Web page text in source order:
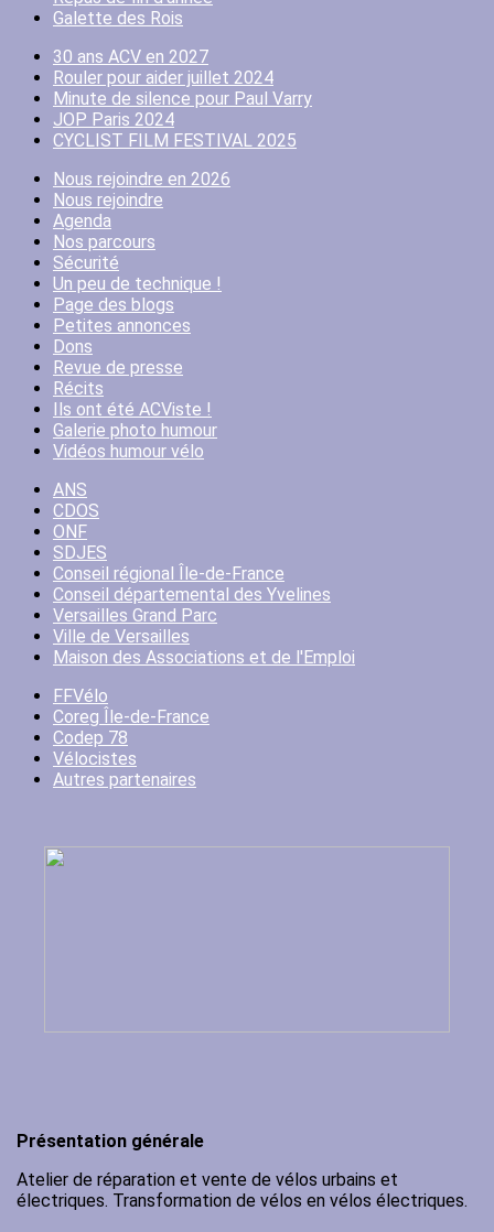
Galette des Rois
30 ans ACV en 2027
Rouler pour aider juillet 2024
Minute de silence pour Paul Varry
JOP Paris 2024
CYCLIST FILM FESTIVAL 2025
Nous rejoindre en 2026
Nous rejoindre
Agenda
Nos parcours
Sécurité
Un peu de technique !
Page des blogs
Petites annonces
Dons
Revue de presse
Récits
Ils ont été ACViste !
Galerie photo humour
Vidéos humour vélo
ANS
CDOS
ONF
SDJES
Conseil régional Île-de-France
Conseil départemental des Yvelines
Versailles Grand Parc
Ville de Versailles
Maison des Associations et de l'Emploi
FFVélo
Coreg Île-de-France
Codep 78
Vélocistes
Autres partenaires
Présentation générale
Atelier de réparation et vente de vélos urbains et
électriques. Transformation de vélos en vélos électriques.